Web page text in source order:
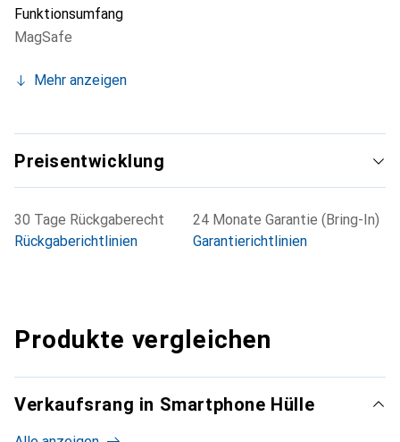
Funktionsumfang
MagSafe
Mehr anzeigen
Preisentwicklung
30 Tage Rückgaberecht
Rückgaberichtlinien
24 Monate Garantie (Bring-In)
Garantierichtlinien
Produkte vergleichen
Verkaufsrang in Smartphone Hülle